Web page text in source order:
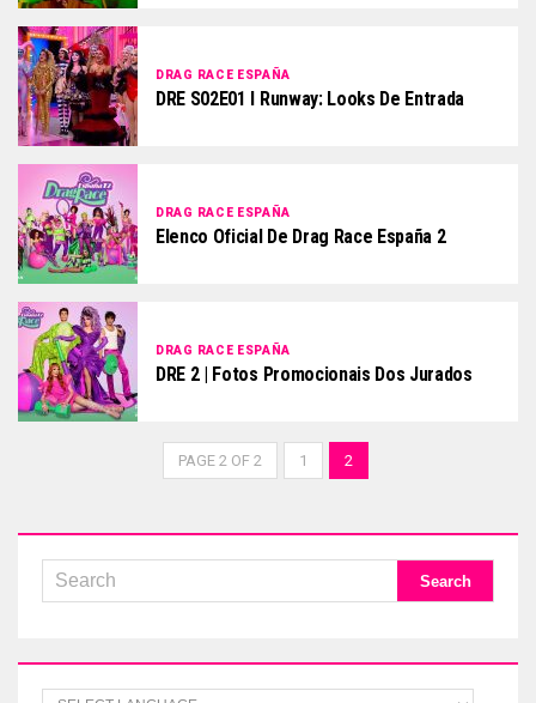
DRAG RACE ESPAÑA
DRE S02E01 I Runway: Looks De Entrada
DRAG RACE ESPAÑA
Elenco Oficial De Drag Race España 2
DRAG RACE ESPAÑA
DRE 2 | Fotos Promocionais Dos Jurados
PAGE 2 OF 2 1 2